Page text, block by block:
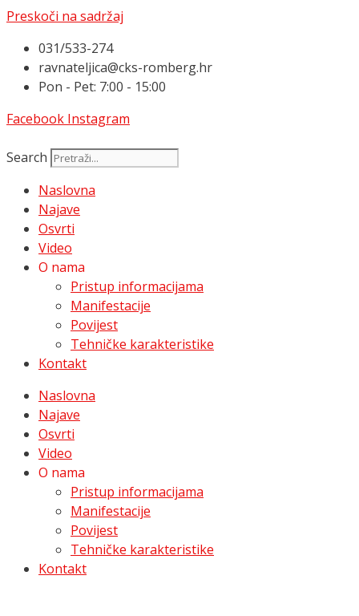
Preskoči na sadržaj
031/533-274
ravnateljica@cks-romberg.hr
Pon - Pet: 7:00 - 15:00
Facebook Instagram
Search
Naslovna
Najave
Osvrti
Video
O nama
Pristup informacijama
Manifestacije
Povijest
Tehničke karakteristike
Kontakt
Naslovna
Najave
Osvrti
Video
O nama
Pristup informacijama
Manifestacije
Povijest
Tehničke karakteristike
Kontakt